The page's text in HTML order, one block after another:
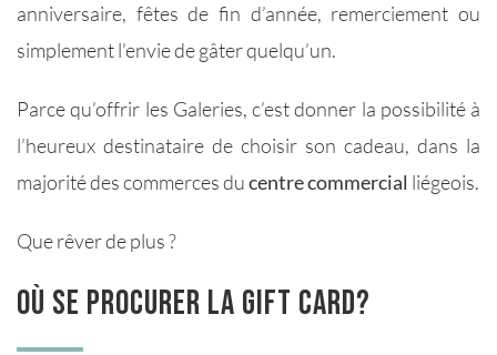
anniversaire, fêtes de fin d’année, remerciement ou
simplement l’envie de gâter quelqu’un.
Parce qu’offrir les Galeries, c’est donner la possibilité à
l’heureux destinataire de choisir son cadeau, dans la
majorité des commerces ducentre commercial liégeois.
Que rêver de plus ?
Où se procurer la Gift Card?